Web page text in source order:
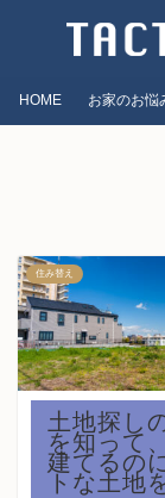
HOME お家のお悩
住み替え
土地探し
を知って
建てるの
トな土地